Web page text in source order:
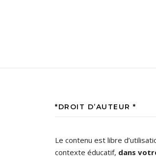
*DROIT D’AUTEUR *
Le contenu est libre
contexte éducatif, dans